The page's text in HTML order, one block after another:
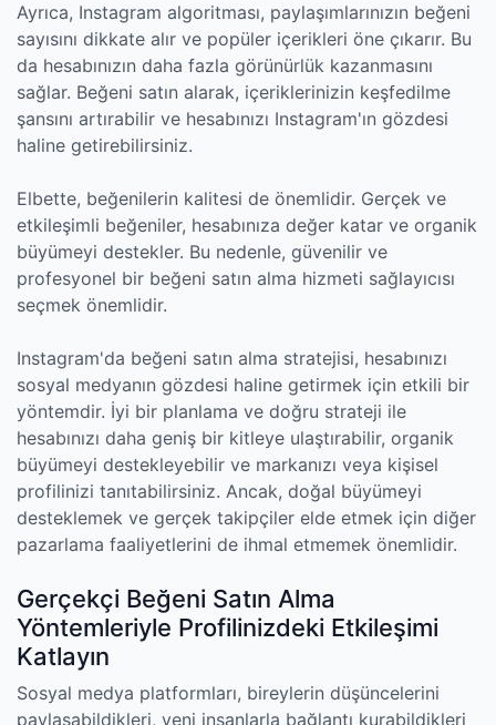
Ayrıca, Instagram algoritması, paylaşımlarınızın beğeni
sayısını dikkate alır ve popüler içerikleri öne çıkarır. Bu
da hesabınızın daha fazla görünürlük kazanmasını
sağlar. Beğeni satın alarak, içeriklerinizin keşfedilme
şansını artırabilir ve hesabınızı Instagram'ın gözdesi
haline getirebilirsiniz.
Elbette, beğenilerin kalitesi de önemlidir. Gerçek ve
etkileşimli beğeniler, hesabınıza değer katar ve organik
büyümeyi destekler. Bu nedenle, güvenilir ve
profesyonel bir beğeni satın alma hizmeti sağlayıcısı
seçmek önemlidir.
Instagram'da beğeni satın alma stratejisi, hesabınızı
sosyal medyanın gözdesi haline getirmek için etkili bir
yöntemdir. İyi bir planlama ve doğru strateji ile
hesabınızı daha geniş bir kitleye ulaştırabilir, organik
büyümeyi destekleyebilir ve markanızı veya kişisel
profilinizi tanıtabilirsiniz. Ancak, doğal büyümeyi
desteklemek ve gerçek takipçiler elde etmek için diğer
pazarlama faaliyetlerini de ihmal etmemek önemlidir.
Gerçekçi Beğeni Satın Alma
Yöntemleriyle Profilinizdeki Etkileşimi
Katlayın
Sosyal medya platformları, bireylerin düşüncelerini
paylaşabildikleri, yeni insanlarla bağlantı kurabildikleri